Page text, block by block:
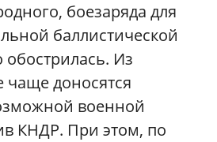
боезаряда для
баллистической
Из
чаще доносятся
военной
КНДР. При этом, по